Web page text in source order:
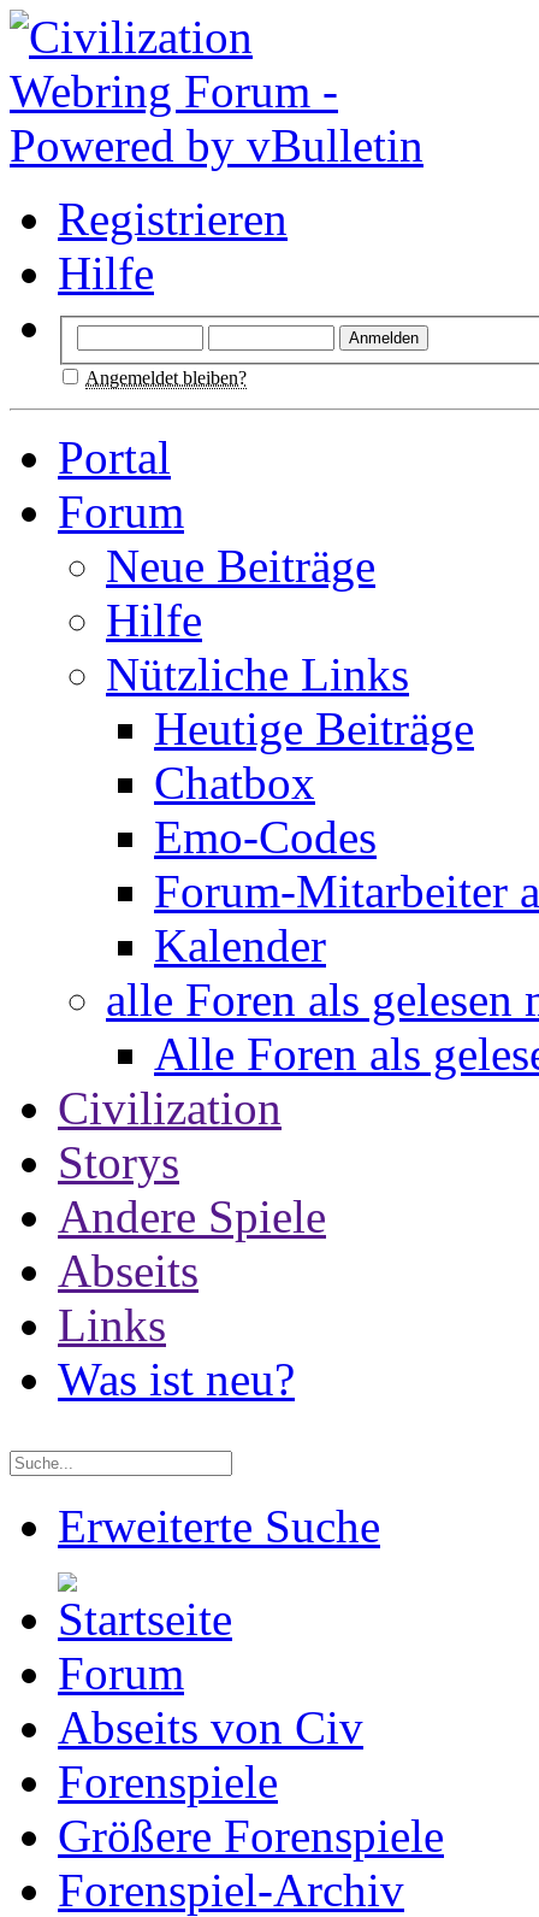
Registrieren
Hilfe
Angemeldet bleiben?
Portal
Forum
Neue Beiträge
Hilfe
Nützliche Links
Heutige Beiträge
Chatbox
Emo-Codes
Forum-Mitarbeiter
Kalender
alle Foren als gelesen
Alle Foren als
Civilization
Storys
Andere Spiele
Abseits
Links
Was ist neu?
Erweiterte Suche
Forum
Abseits von Civ
Forenspiele
Größere Forenspiele
Forenspiel-Archiv